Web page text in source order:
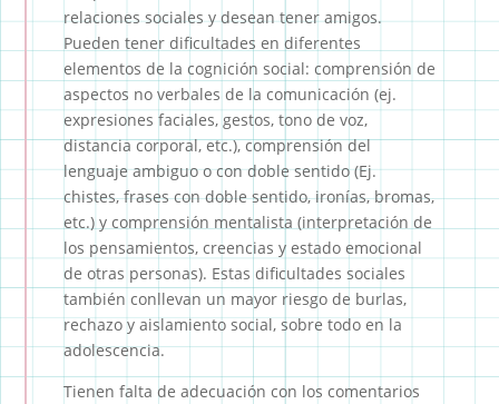
relaciones sociales y desean tener amigos.
Pueden tener dificultades en diferentes
elementos de la cognición social: comprensión de
aspectos no verbales de la comunicación (ej.
expresiones faciales, gestos, tono de voz,
distancia corporal, etc.), comprensión del
lenguaje ambiguo o con doble sentido (Ej.
chistes, frases con doble sentido, ironías, bromas,
etc.) y comprensión mentalista (interpretación de
los pensamientos, creencias y estado emocional
de otras personas). Estas dificultades sociales
también conllevan un mayor riesgo de burlas,
rechazo y aislamiento social, sobre todo en la
adolescencia.
Tienen falta de adecuación con los comentarios